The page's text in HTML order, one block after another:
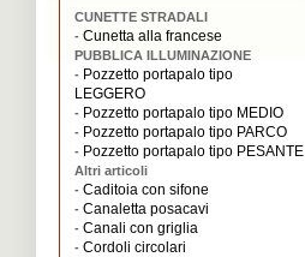
CUNETTE STRADALI
- Cunetta alla francese
PUBBLICA ILLUMINAZIONE
- Pozzetto portapalo tipo
LEGGERO
- Pozzetto portapalo tipo MEDIO
- Pozzetto portapalo tipo PARCO
- Pozzetto portapalo tipo PESANTE
Altri articoli
- Caditoia con sifone
- Canaletta posacavi
- Canali con griglia
- Cordoli circolari